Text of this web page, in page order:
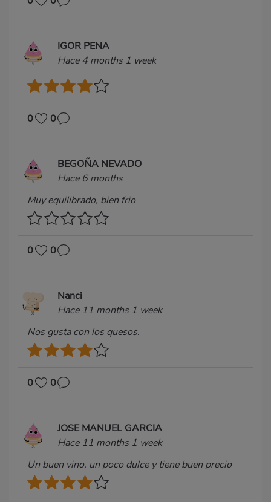
IGOR PENA
Hace 4 months 1 week
0 0
BEGOÑA NEVADO
Hace 6 months
Muy equilibrado, bien frio
0 0
Nanci
Hace 11 months 1 week
Nos gusta con los quesos.
0 0
JOSE MANUEL GARCIA
Hace 11 months 1 week
Un buen vino, un poco dulce y tiene buen precio